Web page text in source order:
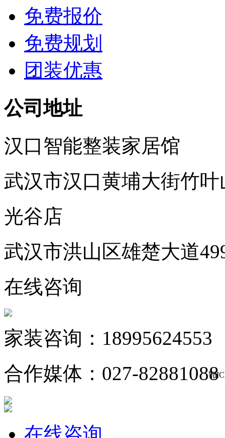
免费报价
免费规划
团装优惠
公司地址
汉口智能整装家居馆
武汉市汉口黄埔大街竹
光谷店
武汉市洪山区雄楚大道
在线咨询
家装咨询：18995624553
合作媒体：027-82881088
鄂